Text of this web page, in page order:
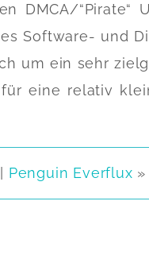
DMCA/“Pirate“
Software- und
um ein sehr
eine relativ
Penguin Everflux »